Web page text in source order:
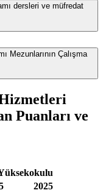
dersleri ve müfredat
Mezunlarının Çalışma
Puanları ve
2025